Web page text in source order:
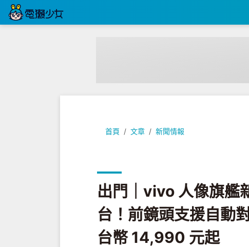
首頁 文章 新聞情報
出門｜vivo 人像旗艦新機『 V25 5G 系列
出門｜vivo 人像旗艦
台！前鏡頭支援自動
台幣 14,990 元起